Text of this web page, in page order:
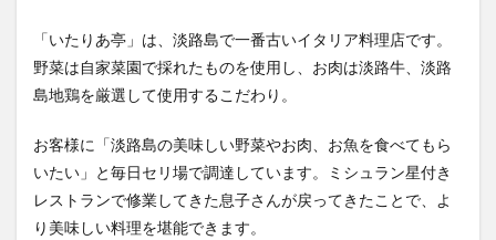
「いたりあ亭」は、淡路島で一番古いイタリア料理店です。
野菜は自家菜園で採れたものを使用し、お肉は淡路牛、淡路
島地鶏を厳選して使用するこだわり。
お客様に「淡路島の美味しい野菜やお肉、お魚を食べてもら
いたい」と毎日セリ場で調達しています。ミシュラン星付き
レストランで修業してきた息子さんが戻ってきたことで、よ
り美味しい料理を堪能できます。